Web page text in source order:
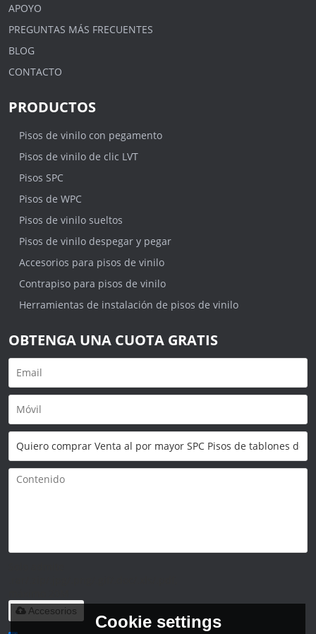
APOYO
PREGUNTAS MÁS FRECUENTES
BLOG
CONTACTO
PRODUCTOS
Pisos de vinilo con pegamento
Pisos de vinilo de clic LVT
Pisos SPC
Pisos de WPC
Pisos de vinilo sueltos
Pisos de vinilo despegar y pegar
Accesorios para pisos de vinilo
Contrapiso para pisos de vinilo
Herramientas de instalación de pisos de vinilo
OBTENGA UNA CUOTA GRATIS
Accesorios
Cookie settings